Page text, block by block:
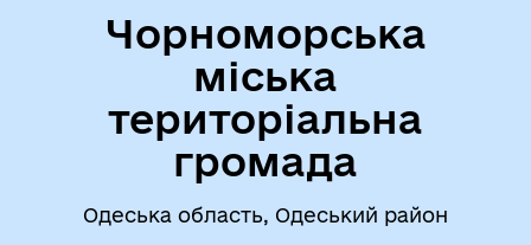
Чорноморська
міська
територіальна
громада
Одеська область, Одеський район